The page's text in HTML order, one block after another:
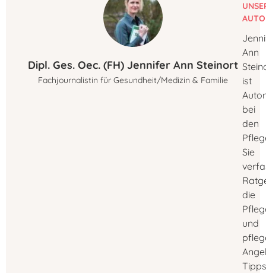
Dipl. Ges. Oec. (FH) Jennifer Ann Steinort
Fachjournalistin für Gesundheit/Medizin & Familie
Ann
ist
bei
den
Sie
die
und
Tipps